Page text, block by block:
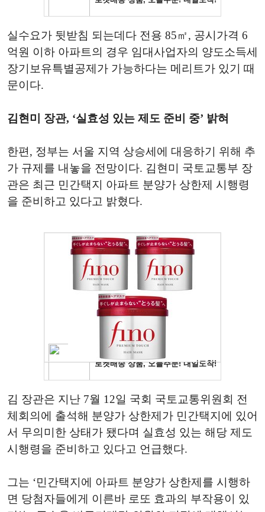
실수요가 뒷받침 되는데다 전용 85㎡, 공시가격 6
억원 이하 아파트의 경우 임대사업자의 양도소득세
장기보유특별공제가 가능하다는 메리트가 있기 때
문이다.
김현미 장관, ‘실효성 있는 제도 준비 중’ 밝혀
한편, 정부는 서울 지역 상승세에 대응하기 위해 추
가 규제를 내놓을 전망이다. 김현미 국토교통부 장
관은 최근 민간택지 아파트 분양가 상한제 시행령
을 준비하고 있다고 밝혔다.
김 장관은 지난 7월 12일 국회 국토교통위원회 전
체회의에 출석해 분양가 상한제가 민간택지에 있어
서 무의미한 상태가 됐다며 실효성 있는 해당 제도
시행령을 준비하고 있다고 언급했다.
그는 ‘민간택지에 아파트 분양가 상한제를 시행하
면 당첨자들에게 이른바 로또 효과의 부작용이 있